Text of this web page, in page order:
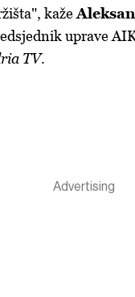
kaže
uprave
TV.